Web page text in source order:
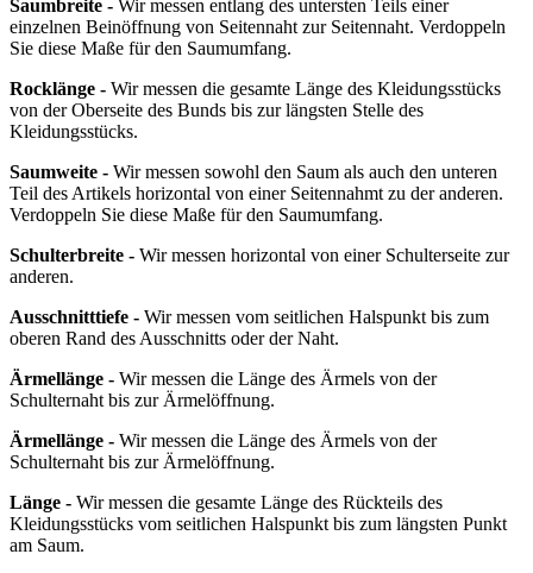
Saumbreite - Wir messen entlang des untersten Teils einer
einzelnen Beinöffnung von Seitennaht zur Seitennaht. Verdoppeln
Sie diese Maße für den Saumumfang.
Rocklänge - Wir messen die gesamte Länge des Kleidungsstücks
von der Oberseite des Bunds bis zur längsten Stelle des
Kleidungsstücks.
Saumweite - Wir messen sowohl den Saum als auch den unteren
Teil des Artikels horizontal von einer Seitennahmt zu der anderen.
Verdoppeln Sie diese Maße für den Saumumfang.
Schulterbreite - Wir messen horizontal von einer Schulterseite zur
anderen.
Ausschnitttiefe - Wir messen vom seitlichen Halspunkt bis zum
oberen Rand des Ausschnitts oder der Naht.
Ärmellänge - Wir messen die Länge des Ärmels von der
Schulternaht bis zur Ärmelöffnung.
Ärmellänge - Wir messen die Länge des Ärmels von der
Schulternaht bis zur Ärmelöffnung.
Länge - Wir messen die gesamte Länge des Rückteils des
Kleidungsstücks vom seitlichen Halspunkt bis zum längsten Punkt
am Saum.